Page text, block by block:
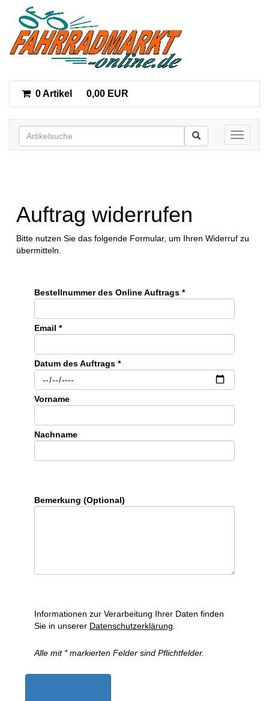
0 Artikel 0,00 EUR
Toggle
Auftrag widerrufen
Bitte nutzen Sie das folgende Formular, um Ihren Widerruf zu
übermitteln.
Bestellnummer des Online Auftrags *
Email *
Datum des Auftrags *
Vorname
Nachname
Bemerkung (Optional)
Informationen zur Verarbeitung Ihrer Daten finden
Sie in unserer Datenschutzerklärung
Alle mit * markierten Felder sind Pflichtfelder.